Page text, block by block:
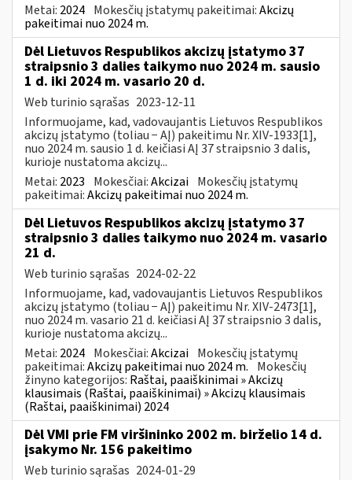
Metai: 2024 Mokesčių įstatymų pakeitimai:Akcizų
pakeitimai nuo 2024 m.
Dėl Lietuvos Respublikos akcizų įstatymo 37
straipsnio 3 dalies taikymo nuo 2024 m. sausio
1 d. iki 2024 m. vasario 20 d.
Web turinio sąrašas 2023-12-11
Informuojame, kad, vadovaujantis Lietuvos Respublikos
akcizų įstatymo (toliau − AĮ) pakeitimu Nr. XIV-1933[1],
nuo 2024 m. sausio 1 d. keičiasi AĮ 37 straipsnio 3 dalis,
kurioje nustatoma akcizų...
Metai: 2023 Mokesčiai:Akcizai Mokesčių įstatymų
pakeitimai:Akcizų pakeitimai nuo 2024 m.
Dėl Lietuvos Respublikos akcizų įstatymo 37
straipsnio 3 dalies taikymo nuo 2024 m. vasario
21 d.
Web turinio sąrašas 2024-02-22
Informuojame, kad, vadovaujantis Lietuvos Respublikos
akcizų įstatymo (toliau − AĮ) pakeitimu Nr. XIV-2473[1],
nuo 2024 m. vasario 21 d. keičiasi AĮ 37 straipsnio 3 dalis,
kurioje nustatoma akcizų...
Metai: 2024 Mokesčiai:Akcizai Mokesčių įstatymų
pakeitimai:Akcizų pakeitimai nuo 2024 m. Mokesčių
žinyno kategorijos: Raštai, paaiškinimai » Akcizų
klausimais (Raštai, paaiškinimai) » Akcizų klausimais
(Raštai, paaiškinimai) 2024
Dėl VMI prie FM viršininko 2002 m. birželio 14 d.
įsakymo Nr. 156 pakeitimo
Web turinio sąrašas 2024-01-29